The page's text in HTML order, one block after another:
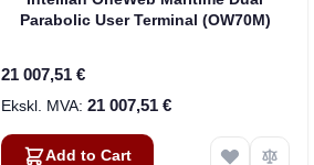
Parabolic User Terminal (OW70M)
21 007,51 €
21 007,51 €
Add to Cart